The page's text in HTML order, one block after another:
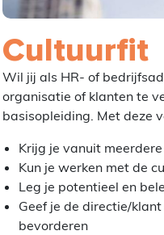
Cultuurfit
Wil jij als HR- of
organisatie of klanten te
basisopleiding. Met deze
Krijg je vanuit
Kun je werken met de
Leg je potentieel en
Geef je de directie/
bevorderen